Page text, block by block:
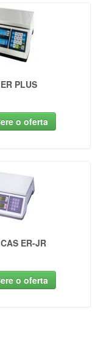
PLUS
o oferta
ER-JR
o oferta